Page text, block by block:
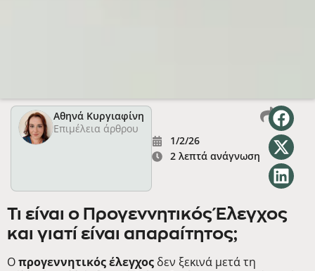
Αθηνά Κυργιαφίνη
Επιμέλεια άρθρου
1/2/26
2 λεπτά ανάγνωση
Τι είναι ο Προγεννητικός Έλεγχος
και γιατί είναι απαραίτητος;
Οπρογεννητικός έλεγχος δεν ξεκινά μετά τη